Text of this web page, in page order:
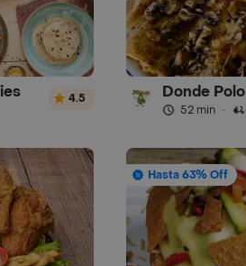
4.5 Donde Polo
52 min ·
Hasta 63% Off